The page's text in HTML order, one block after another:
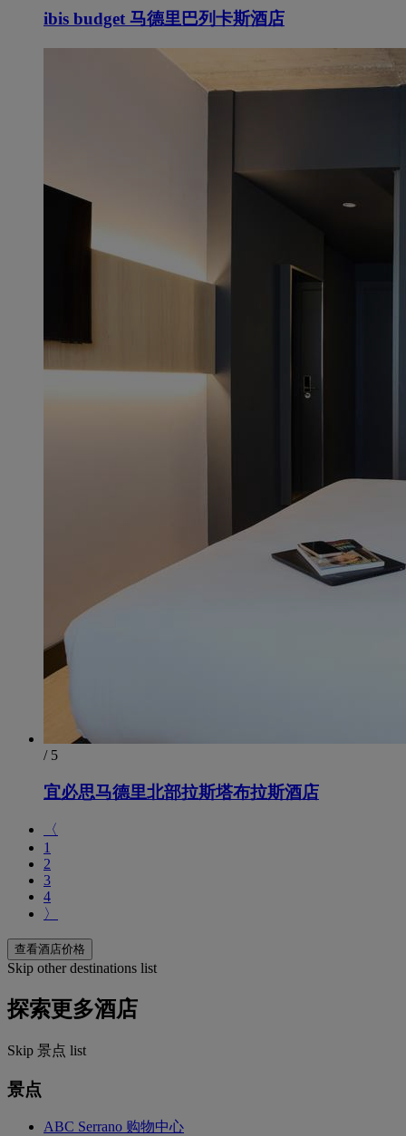
ibis budget 马德里巴列卡斯酒店
/ 5
宜必思马德里北部拉斯塔布拉斯酒店
〈
1
2
3
4
〉
查看酒店价格
Skip other destinations list
探索更多酒店
Skip 景点 list
景点
ABC Serrano 购物中心